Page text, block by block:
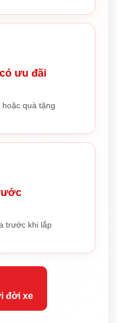
ưu đãi
quà tặng
trước khi lắp
đời xe